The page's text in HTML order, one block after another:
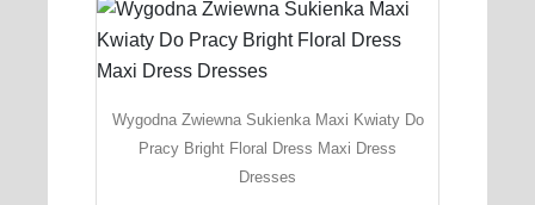
Wygodna Zwiewna Sukienka Maxi Kwiaty Do
Pracy Bright Floral Dress Maxi Dress
Dresses